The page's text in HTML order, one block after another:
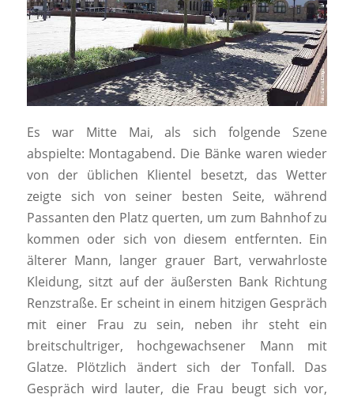
Es war Mitte Mai, als sich folgende Szene
abspielte: Montagabend. Die Bänke waren wieder
von der üblichen Klientel besetzt, das Wetter
zeigte sich von seiner besten Seite, während
Passanten den Platz querten, um zum Bahnhof zu
kommen oder sich von diesem entfernten. Ein
älterer Mann, langer grauer Bart, verwahrloste
Kleidung, sitzt auf der äußersten Bank Richtung
Renzstraße. Er scheint in einem hitzigen Gespräch
mit einer Frau zu sein, neben ihr steht ein
breitschultriger, hochgewachsener Mann mit
Glatze. Plötzlich ändert sich der Tonfall. Das
Gespräch wird lauter, die Frau beugt sich vor,